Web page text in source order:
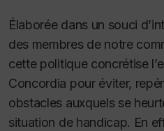
Élaborée dans un souci
des membres de notre
cette politique concrétise
Concordia pour éviter,
obstacles auxquels se
situation de handicap. En